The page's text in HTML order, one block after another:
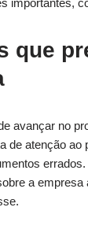
importantes,
que
avançar no
de atenção ao
a empresa